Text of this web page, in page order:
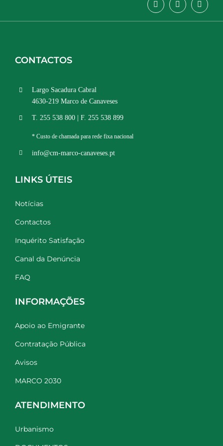
CONTACTOS
Largo Sacadura Cabral
4630-219 Marco de Canaveses
T. 255 538 800 | F. 255 538 899
* Custo de chamada para rede fixa nacional
info@cm-marco-canaveses.pt
LINKS ÚTEIS
Notícias
Contactos
Inquérito Satisfação
Canal da Denúncia
FAQ
INFORMAÇÕES
Apoio ao Emigrante
Contratação Pública
Avisos
MARCO 2030
ATENDIMENTO
Urbanismo